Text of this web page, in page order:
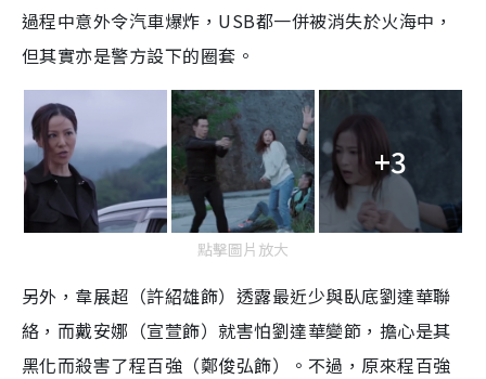
過程中意外令汽車爆炸，USB都一併被消失於火海中，
但其實亦是警方設下的圈套。
+3
點擊圖片放大
另外，韋展超（許紹雄飾）透露最近少與臥底劉達華聯
絡，而戴安娜（宣萱飾）就害怕劉達華變節，擔心是其
黑化而殺害了程百強（鄭俊弘飾）。不過，原來程百強